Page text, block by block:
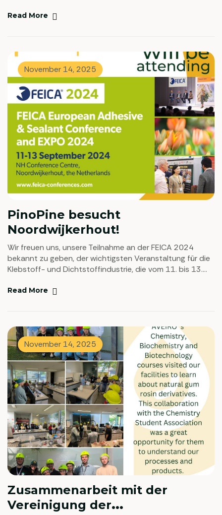
Hauptreaktionen im Vergleich zu Anwendungen“ hielt.
Forschungsagenda für Seekiefer (Pinus pinaster)“
unternommen.
Read More
November 14, 2025
PinoPine besucht
Noordwijkerhout!
Wir freuen uns, unsere Teilnahme an der FEICA 2024
bekannt zu geben, der wichtigsten Veranstaltung für die
Klebstoff- und Dichtstoffindustrie, die vom 11. bis 13.
Gummiharzderivaten freuen wir uns darauf, die neuesten
unter commercial@pinopine.com Wir freuen uns darauf,
Sie auf der FEICA 2024 zu sehen!
Read More
November 14, 2025
Zusammenarbeit mit der
Vereinigung der